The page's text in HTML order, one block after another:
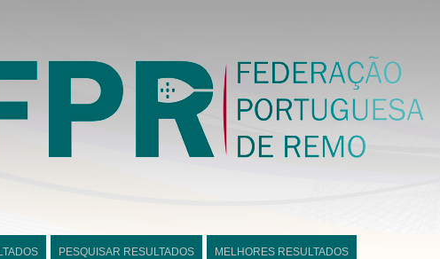
PESQUISAR RESULTADOS MELHORES RESULTADOS